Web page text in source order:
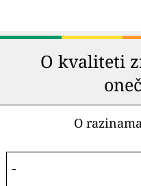
O kvaliteti
O
-